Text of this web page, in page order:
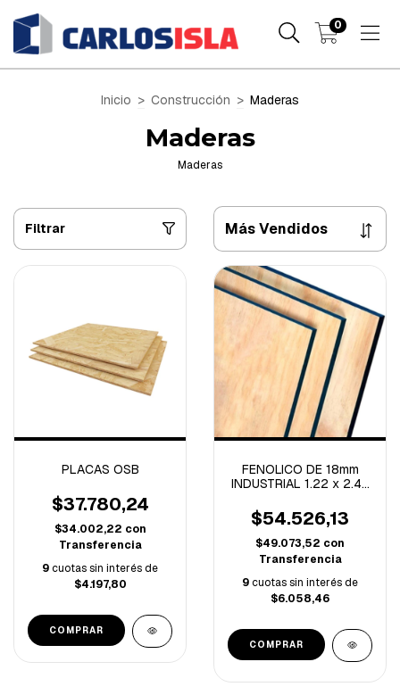
0
Inicio > Construcción > Maderas
Maderas
Maderas
Filtrar
PLACAS OSB
$37.780,24
$34.002,22 con
Transferencia
9cuotas sin interés de
$4.197,80
COMPRAR
FENOLICO DE 18mm
INDUSTRIAL 1.22 x 2.44
$54.526,13
$49.073,52 con
Transferencia
9cuotas sin interés de
$6.058,46